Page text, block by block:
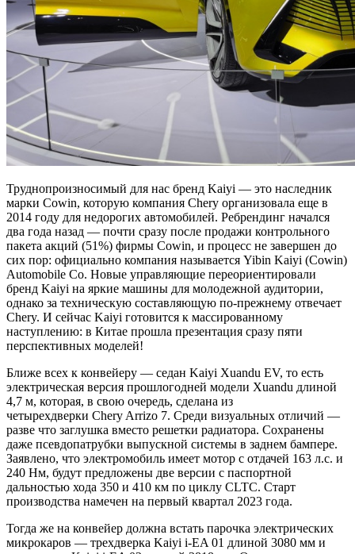
Труднопроизносимый для нас бренд Kaiyi — это наследник
марки Cowin, которую компания Chery организовала еще в
2014 году для недорогих автомобилей. Ребрендинг начался
два года назад — почти сразу после продажи контрольного
пакета акций (51%) фирмы Cowin, и процесс не завершен до
сих пор: официально компания называется Yibin Kaiyi (Cowin)
Automobile Co. Новые управляющие переориентировали
бренд Kaiyi на яркие машины для молодежной аудитории,
однако за техническую составляющую по-прежнему отвечает
Chery. И сейчас Kaiyi готовится к массированному
наступлению: в Китае прошла презентация сразу пяти
перспективных моделей!
Ближе всех к конвейеру — седан Kaiyi Xuandu EV, то есть
электрическая версия прошлогодней модели Xuandu длиной
4,7 м, которая, в свою очередь, сделана из
четырехдверки Chery Arrizo 7. Среди визуальных отличий —
разве что заглушка вместо решетки радиатора. Сохранены
даже псевдопатрубки выпускной системы в заднем бампере.
Заявлено, что электромобиль имеет мотор с отдачей 163 л.с. и
240 Нм, будут предложены две версии с паспортной
дальностью хода 350 и 410 км по циклу CLTC. Старт
производства намечен на первый квартал 2023 года.
Тогда же на конвейер должна встать парочка электрических
микрокаров — трехдверка Kaiyi i-EA 01 длиной 3080 мм и